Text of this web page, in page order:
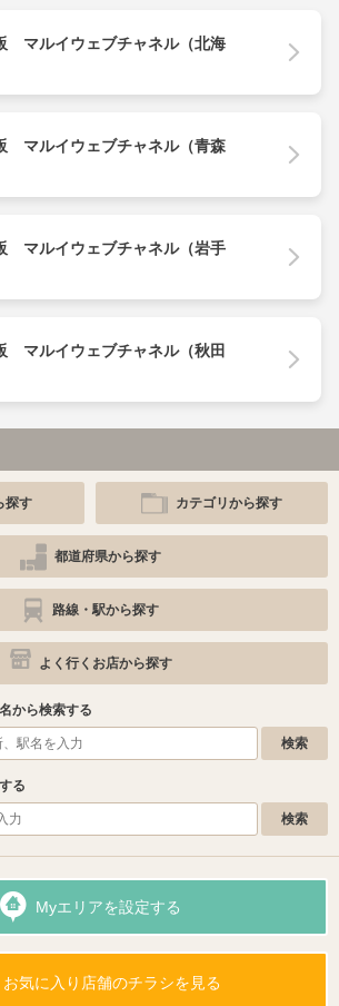
マルイウェブチャネル（北海
マルイウェブチャネル（青森
マルイウェブチャネル（岩手
マルイウェブチャネル（秋田
探す カテゴリから探す
都道府県から探す
路線・駅から探す
よく行くお店から探す
から検索する
る
Myエリアを設定する
お気に入り店舗のチラシを見る